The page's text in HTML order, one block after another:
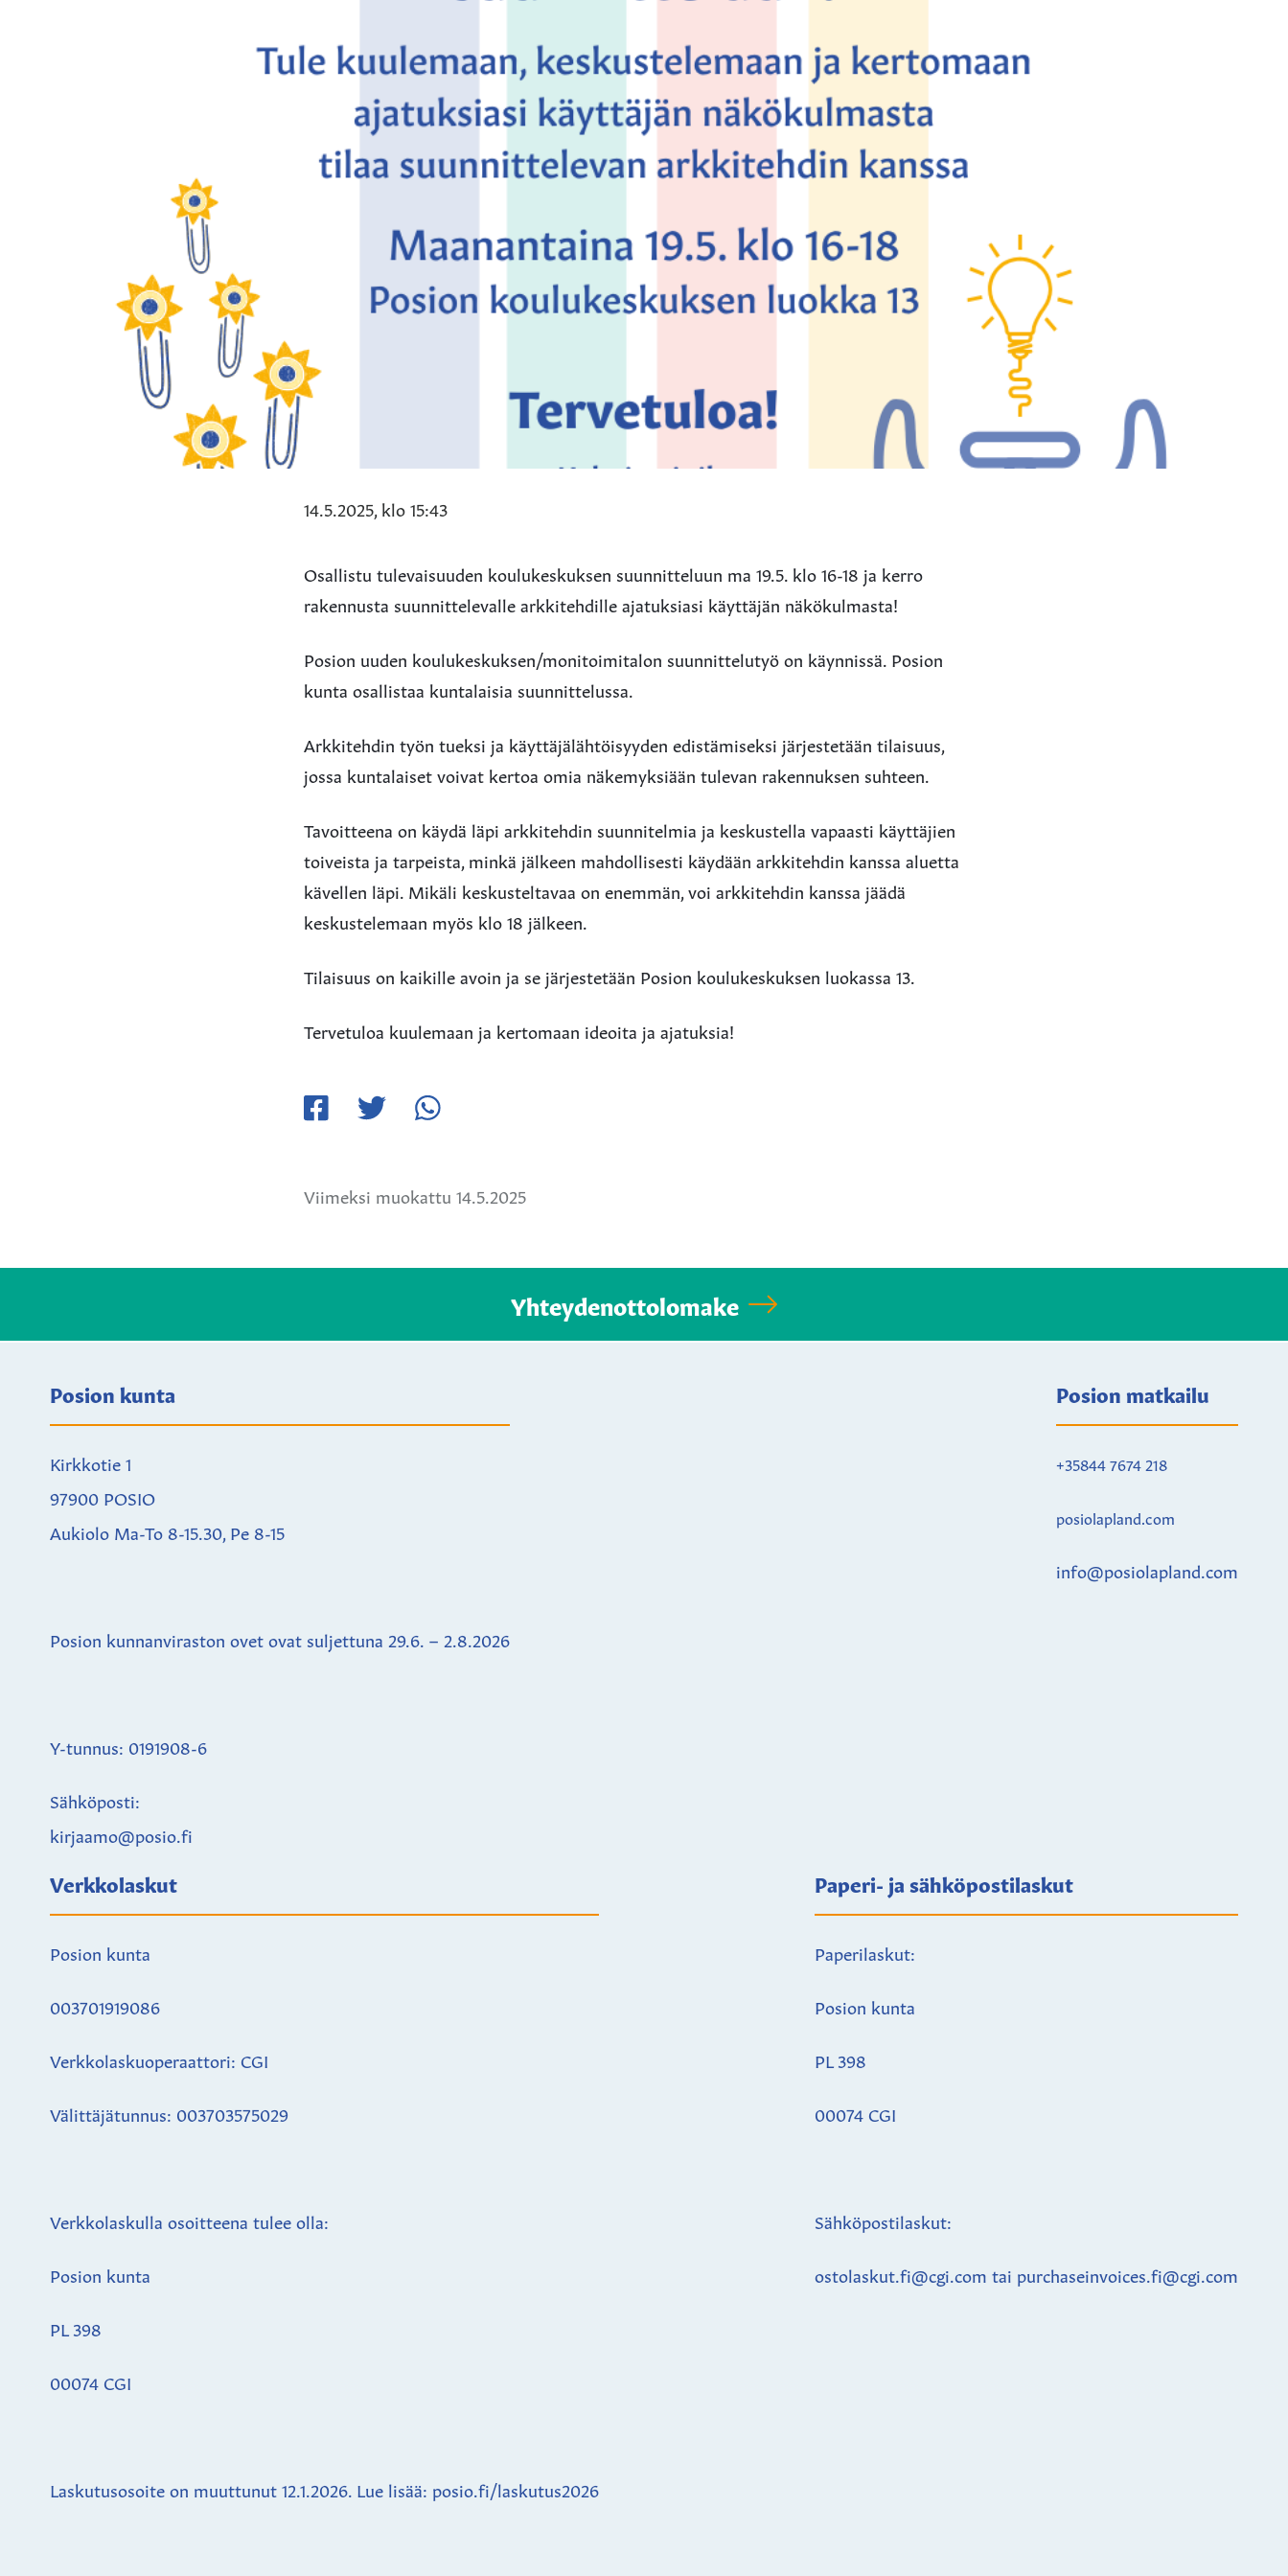
14.5.2025, klo 15:43
Osallistu tulevaisuuden koulukeskuksen suunnitteluun ma 19.5. klo 16-18 ja kerro
rakennusta suunnittelevalle arkkitehdille ajatuksiasi käyttäjän näkökulmasta!
Posion uuden koulukeskuksen/monitoimitalon suunnittelutyö on käynnissä. Posion
kunta osallistaa kuntalaisia suunnittelussa.
Arkkitehdin työn tueksi ja käyttäjälähtöisyyden edistämiseksi järjestetään tilaisuus,
jossa kuntalaiset voivat kertoa omia näkemyksiään tulevan rakennuksen suhteen.
Tavoitteena on käydä läpi arkkitehdin suunnitelmia ja keskustella vapaasti käyttäjien
toiveista ja tarpeista, minkä jälkeen mahdollisesti käydään arkkitehdin kanssa aluetta
kävellen läpi. Mikäli keskusteltavaa on enemmän, voi arkkitehdin kanssa jäädä
keskustelemaan myös klo 18 jälkeen.
Tilaisuus on kaikille avoin ja se järjestetään Posion koulukeskuksen luokassa 13.
Tervetuloa kuulemaan ja kertomaan ideoita ja ajatuksia!
Viimeksi muokattu 14.5.2025
Yhteydenottolomake
Posion kunta
Kirkkotie 1
97900 POSIO
Aukiolo Ma-To 8-15.30, Pe 8-15
Posion kunnanviraston ovet ovat suljettuna 29.6. – 2.8.2026
Y-tunnus: 0191908-6
Sähköposti:
kirjaamo@posio.fi
Posion matkailu
+35844 7674 218
posiolapland.com
info@posiolapland.com
Verkkolaskut
Posion kunta
003701919086
Verkkolaskuoperaattori: CGI
Välittäjätunnus: 003703575029
Verkkolaskulla osoitteena tulee olla:
Posion kunta
PL 398
00074 CGI
Laskutusosoite on muuttunut 12.1.2026. Lue lisää: posio.fi/laskutus2026
Paperi- ja sähköpostilaskut
Paperilaskut:
Posion kunta
PL 398
00074 CGI
Sähköpostilaskut:
ostolaskut.fi@cgi.com tai purchaseinvoices.fi@cgi.com